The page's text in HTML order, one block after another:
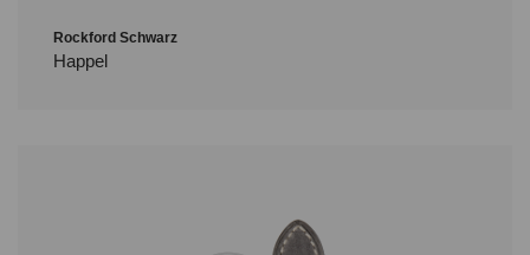
Rockford Schwarz
Happel